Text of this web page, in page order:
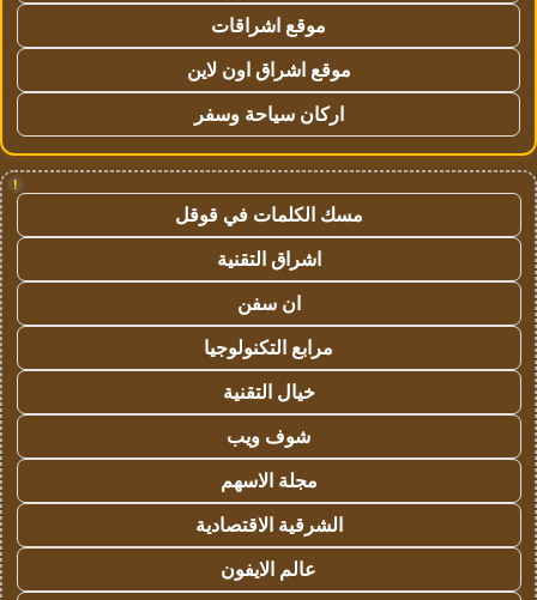
موقع اشراقات
موقع اشراق اون لاين
اركان سياحة وسفر
!
مسك الكلمات في قوقل
اشراق التقنية
ان سفن
مرابع التكنولوجيا
خيال التقنية
شوف ويب
مجلة الاسهم
الشرقية الاقتصادية
عالم الايفون